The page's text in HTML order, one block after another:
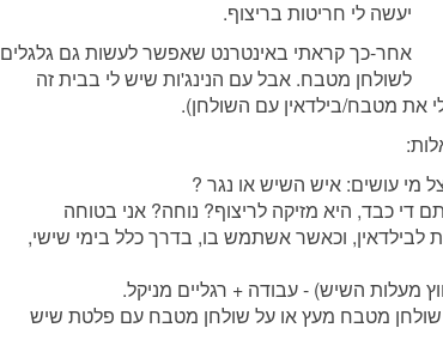
יעשה לי חריטות בריצוף.
אחר-כך קראתי באינטרנט שאפשר לעשות גם גלגלים
לשולחן מטבח. אבל עם הנינג'ות שיש לי בבית זה
את מטבח/בילדאין עם השולחן).
מי עושים: איש השיש או נגר ?
כבד, היא מזיקה לריצוף? נוחה? אני בטוחה
לבילדאין, וכאשר אשתמש בו, בדרך כלל בימי שישי,
מעלות השיש) - עבודה + רגליים מניקל.
מטבח מעץ או על שולחן מטבח עם פלטת שיש